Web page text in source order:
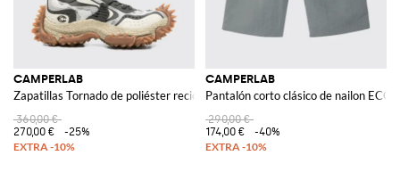
CAMPERLAB
Zapatillas Tornado de poliéster reciclado y goma
360,00 €
270,00 €
-25%
CAMPERLAB
Pantalón corto clásico de nailon
290,00 €
174,00 €
-40%